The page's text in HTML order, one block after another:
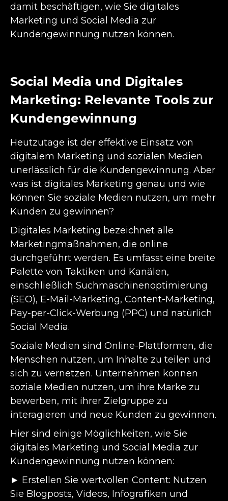
damit beschäftigen, wie Sie digitales
Marketing und Social Media zur
Kundengewinnung nutzen können.
Social Media und Digitales
Marketing: Relevante Tools zur
Kundengewinnung
Heutzutage ist der effektive Einsatz von
digitalem Marketing und sozialen Medien
unerlässlich für die Kundengewinnung. Aber
was ist digitales Marketing genau und wie
können Sie soziale Medien nutzen, um mehr
Kunden zu gewinnen?
Digitales Marketing bezeichnet alle
Marketingmaßnahmen, die online
durchgeführt werden. Es umfasst eine breite
Palette von Taktiken und Kanälen,
einschließlich Suchmaschinenoptimierung
(SEO), E-Mail-Marketing, Content-Marketing,
Pay-per-Click-Werbung (PPC) und natürlich
Social Media.
Soziale Medien sind Online-Plattformen, die
Menschen nutzen, um Inhalte zu teilen und
sich zu vernetzen. Unternehmen können
soziale Medien nutzen, um ihre Marke zu
bewerben, mit ihrer Zielgruppe zu
interagieren und neue Kunden zu gewinnen.
Hier sind einige Möglichkeiten, wie Sie
digitales Marketing und Social Media zur
Kundengewinnung nutzen können:
► Erstellen Sie wertvollen Content: Nutzen
Sie Blogposts, Videos, Infografiken und